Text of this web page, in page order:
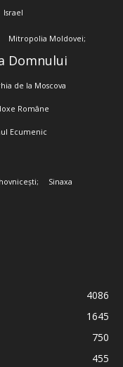
Israel
Mitropolia Moldovei;
Domnului
de la Moscova
Române
Ecumenic
Sinaxa
4086
1645
750
455